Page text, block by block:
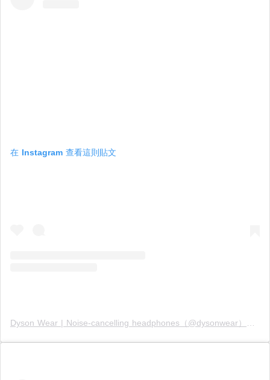
在 Instagram 查看這則貼文